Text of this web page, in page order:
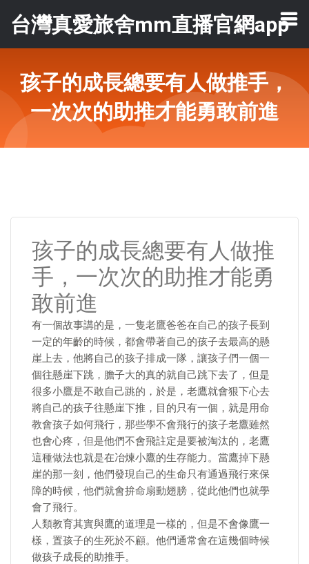
台灣真愛旅舍mm直播官網app
孩子的成長總要有人做推手，
一次次的助推才能勇敢前進
孩子的成長總要有人做推
手，一次次的助推才能勇
敢前進
有一個故事講的是，一隻老鷹爸爸在自己的孩子長到
一定的年齡的時候，都會帶著自己的孩子去最高的懸
崖上去，他將自己的孩子排成一隊，讓孩子們一個一
個往懸崖下跳，膽子大的真的就自己跳下去了，但是
很多小鷹是不敢自己跳的，於是，老鷹就會狠下心去
將自己的孩子往懸崖下推，目的只有一個，就是用命
教會孩子如何飛行，那些學不會飛行的孩子老鷹雖然
也會心疼，但是他們不會飛註定是要被淘汰的，老鷹
這種做法也就是在冶煉小鷹的生存能力。當鷹掉下懸
崖的那一刻，他們發現自己的生命只有通過飛行來保
障的時候，他們就會拚命扇動翅膀，從此他們也就學
會了飛行。
​人類教育其實與鷹的道理是一樣的，但是不會像鷹一
樣，置孩子的生死於不顧。他們通常會在這幾個時候
做孩子成長的助推手。